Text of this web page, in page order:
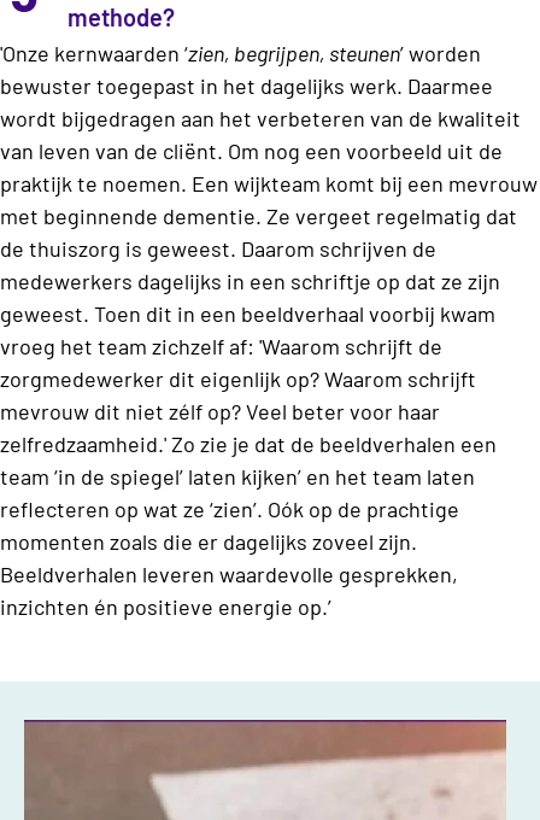
methode?
'Onze kernwaarden ‘zien, begrijpen, steunen’ worden
bewuster toegepast in het dagelijks werk. Daarmee
wordt bijgedragen aan het verbeteren van de kwaliteit
van leven van de cliënt. Om nog een voorbeeld uit de
praktijk te noemen. Een wijkteam komt bij een mevrouw
met beginnende dementie. Ze vergeet regelmatig dat
de thuiszorg is geweest. Daarom schrijven de
medewerkers dagelijks in een schriftje op dat ze zijn
geweest. Toen dit in een beeldverhaal voorbij kwam
vroeg het team zichzelf af: 'Waarom schrijft de
zorgmedewerker dit eigenlijk op? Waarom schrijft
mevrouw dit niet zélf op? Veel beter voor haar
zelfredzaamheid.' Zo zie je dat de beeldverhalen een
team ‘in de spiegel’ laten kijken’ en het team laten
reflecteren op wat ze ‘zien’. Oók op de prachtige
momenten zoals die er dagelijks zoveel zijn.
Beeldverhalen leveren waardevolle gesprekken,
inzichten én positieve energie op.’